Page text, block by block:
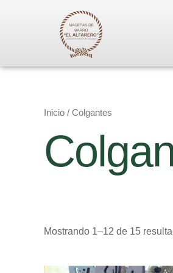
Inicio / Colgantes
Mostrando 1–12 de 15